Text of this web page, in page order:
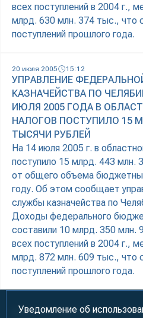
всех поступлений в 2004 г.,
млрд. 630 млн. 374 тыс., что
поступлений прошлого года.
20 июля 2005 15:12
УПРАВЛЕНИЕ
КАЗНАЧЕЙСТВА ПО
ИЮЛЯ 2005 ГОДА В
НАЛОГОВ ПОСТУПИЛО 15
ТЫСЯЧИ РУБЛЕЙ
На 14 июля 2005 г. в
поступило 15 млрд. 443 млн.
от общего объема
году. Об этом сообщает
службы казначейства по
Доходы федерального
составили 10 млрд. 350 млн.
всех поступлений в 2004 г.,
млрд. 872 млн. 609 тыс., что
поступлений прошлого года.
Информация предназначена для лиц
Уведомление об